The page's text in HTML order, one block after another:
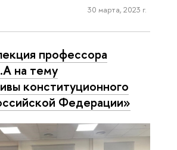
30 марта, 2023 г.
профессора
на тему
конституционного
Федерации»